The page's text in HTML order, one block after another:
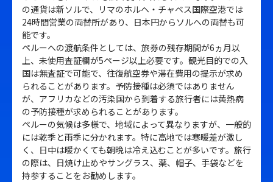
の通貨は新ソルで、リマのホルヘ・チャベス国際空港では
24時間営業の両替所があり、日本円からソルへの両替も可
能です。
ペルーへの渡航条件としては、旅券の残存期間が6ヵ月以
上、未使用査証欄が5ページ以上必要です。観光目的での入
国は無査証で可能で、往復航空券や滞在費用の提示が求め
られることがあります。予防接種は必須ではありません
が、アフリカなどの汚染国から到着する旅行者には黄熱病
の予防接種が求められることがあります。
ペルーの気候は多様で、地域によって異なりますが、一般的
には乾季と雨季に分かれます。特に高地では寒暖差が激し
く、日中は暖かくても朝晩は冷え込むことが多いです。旅行
の際は、日焼け止めやサングラス、薬、帽子、手袋などを
持参することをお勧めします。